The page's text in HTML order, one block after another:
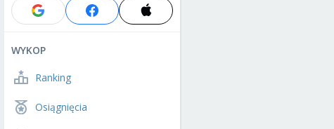
WYKOP
Ranking
Osiągnięcia